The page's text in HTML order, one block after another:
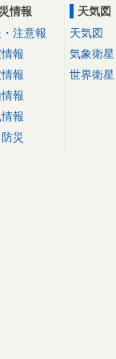
情報
注意報
報
報
報
報
災
天気図
天気図
気象衛星
世界衛星